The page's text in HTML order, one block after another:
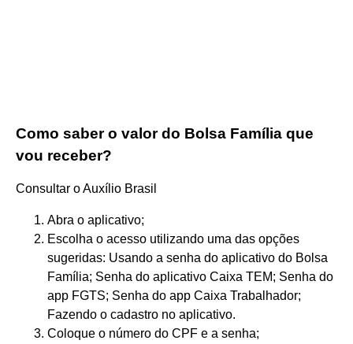
Como saber o valor do Bolsa Família que
vou receber?
Consultar o Auxílio Brasil
Abra o aplicativo;
Escolha o acesso utilizando uma das opções
sugeridas: Usando a senha do aplicativo do Bolsa
Família; Senha do aplicativo Caixa TEM; Senha do
app FGTS; Senha do app Caixa Trabalhador;
Fazendo o cadastro no aplicativo.
Coloque o número do CPF e a senha;